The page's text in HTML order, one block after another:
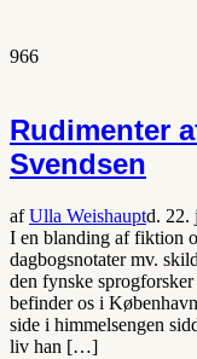
966
Rudimenter
Svendsen
afUlla Weishauptd. 22.
I en blanding af fiktion
dagbogsnotater mv.
den fynske
befinder os i
side i himmelsengen
liv han […]